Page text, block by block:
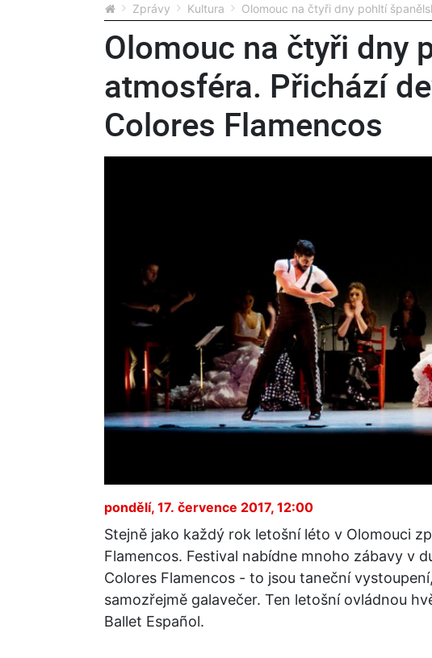
Zprávy Kultura Olomouc na čtyři dny pohltí
Olomouc na čtyři dny
atmosféra. Přichází
Colores Flamencos
pondělí, 17. července 2017, 12:00
Stejně jako každý rok letošní léto v Olomouci
Flamencos. Festival nabídne mnoho zábavy v
Colores Flamencos - to jsou taneční
samozřejmě galavečer. Ten letošní ovládnou
Ballet Español.